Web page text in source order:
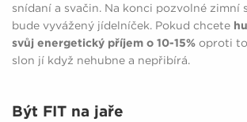
snídaní a svačin. Na konci pozvolné zimní
bude vyvážený jídelníček. Pokud chcete
svůj energetický příjem o 10-15% oproti
slon jí když nehubne a nepřibírá.
Být FIT na jaře